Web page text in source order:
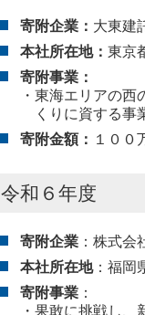
寄附企業： 大東建
本社所在地： 東京
寄附事業：
・東海エリアの
くりに資する事
寄附金額： １００
令和６年度
寄附企業：株式会
本社所在地：福岡
寄附事業：
・果敢に挑戦し